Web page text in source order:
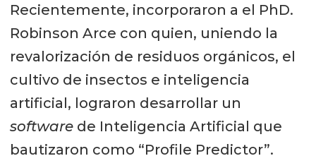
orgánica en el suelo y el suministro
de minerales esenciales para el
crecimiento de las plantas, como el
Cobre y Zinc.
Recientemente, incorporaron a el PhD.
Robinson Arce con quien, uniendo la
revalorización de residuos orgánicos, el
cultivo de insectos e inteligencia
artificial, lograron desarrollar un
softwarede Inteligencia Artificial que
bautizaron como “Profile Predictor”.